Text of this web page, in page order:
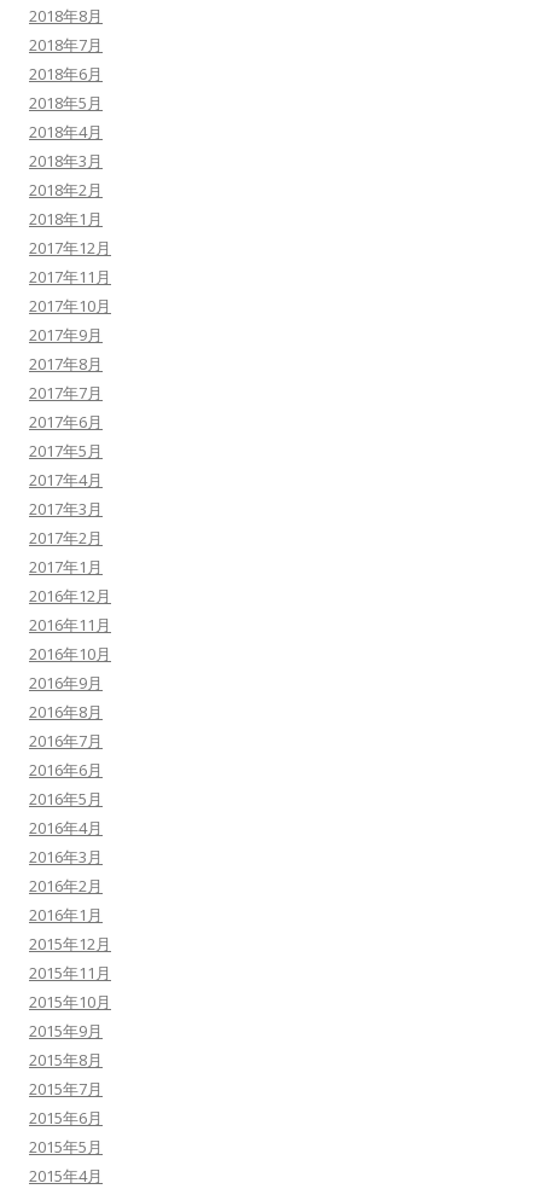
2018年8月
2018年7月
2018年6月
2018年5月
2018年4月
2018年3月
2018年2月
2018年1月
2017年12月
2017年11月
2017年10月
2017年9月
2017年8月
2017年7月
2017年6月
2017年5月
2017年4月
2017年3月
2017年2月
2017年1月
2016年12月
2016年11月
2016年10月
2016年9月
2016年8月
2016年7月
2016年6月
2016年5月
2016年4月
2016年3月
2016年2月
2016年1月
2015年12月
2015年11月
2015年10月
2015年9月
2015年8月
2015年7月
2015年6月
2015年5月
2015年4月